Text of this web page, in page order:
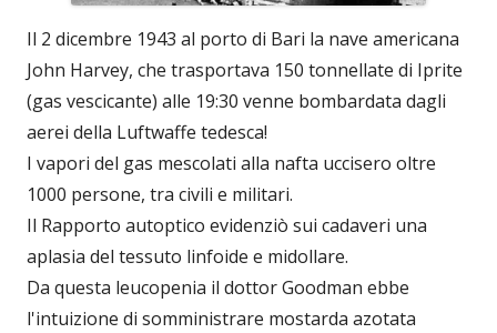
Il 2 dicembre 1943 al porto di Bari la nave americana
John Harvey, che trasportava 150 tonnellate di Iprite
(gas vescicante) alle 19:30 venne bombardata dagli
aerei della Luftwaffe tedesca!
I vapori del gas mescolati alla nafta uccisero oltre
1000 persone, tra civili e militari.
Il Rapporto autoptico evidenziò sui cadaveri una
aplasia del tessuto linfoide e midollare.
Da questa leucopenia il dottor Goodman ebbe
l'intuizione di somministrare mostarda azotata